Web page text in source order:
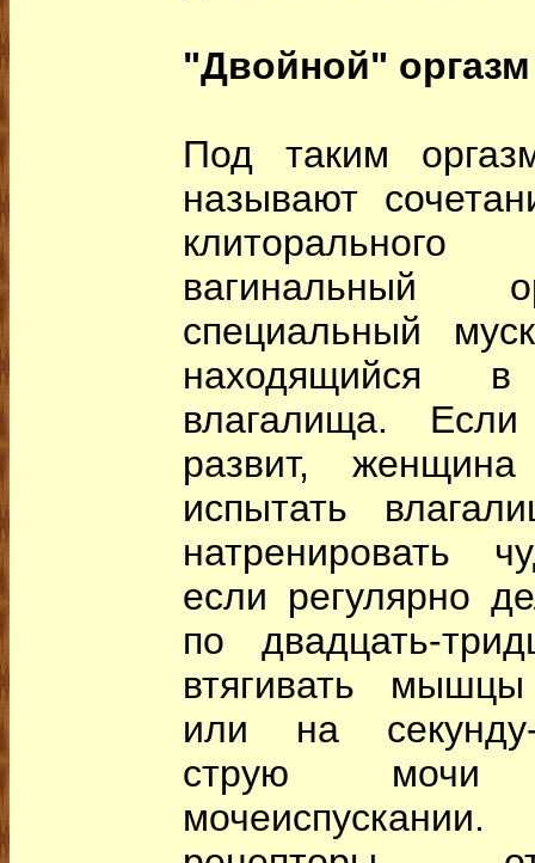
"Двойной" оргазм
Под таким
называют
вагинальный
специальный
находящийся
влагалища.
развит,
испытать
натренировать
если регулярно
по двадцать-
втягивать
или на
струю